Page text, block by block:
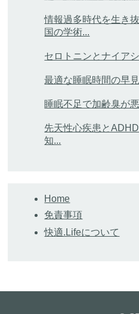
情報過多時代を生き
国の学術...
セロトニンとナイア
最適な睡眠時間の早
睡眠不足で加齢臭が
先天性心疾患と
知...
Home
免責事項
快適.Lifeについて